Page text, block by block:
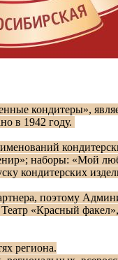
кондитеры»,
в 1942 году.
наборы: «Мой
кондитерских
поэтому
«Красный
региона.